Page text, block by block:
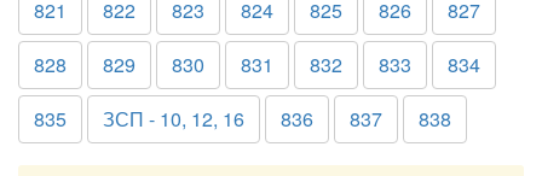
821
822 823 824 825 826
827
828
829 830 831 832 833
834
835
ЗСП - 10, 12, 16 836 837 838